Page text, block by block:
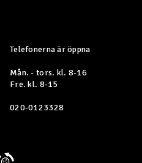
Telefonerna är öppna
Mån. - tors. kl. 8-16
Fre. kl. 8-15
020-0123328